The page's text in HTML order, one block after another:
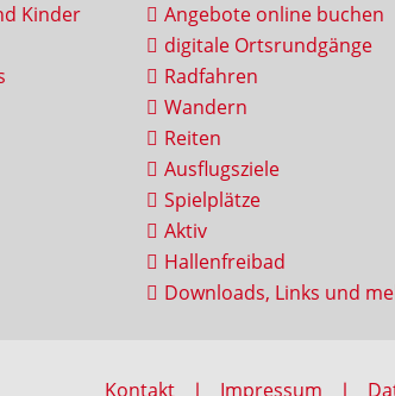
Kinder
Angebote online buchen
digitale Ortsrundgänge
Radfahren
Wandern
Reiten
Ausflugsziele
Spielplätze
Aktiv
Hallenfreibad
Downloads, Links und
Kontakt Impressum